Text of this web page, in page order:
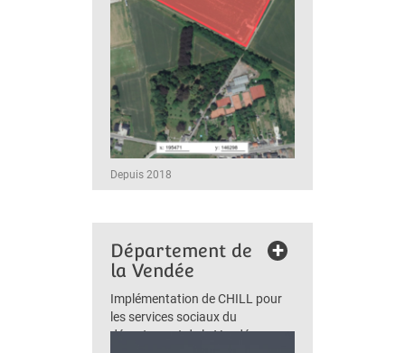
Depuis 2018
Département de
la Vendée
+
Implémentation de CHILL pour
les services sociaux du
département de la Vendée